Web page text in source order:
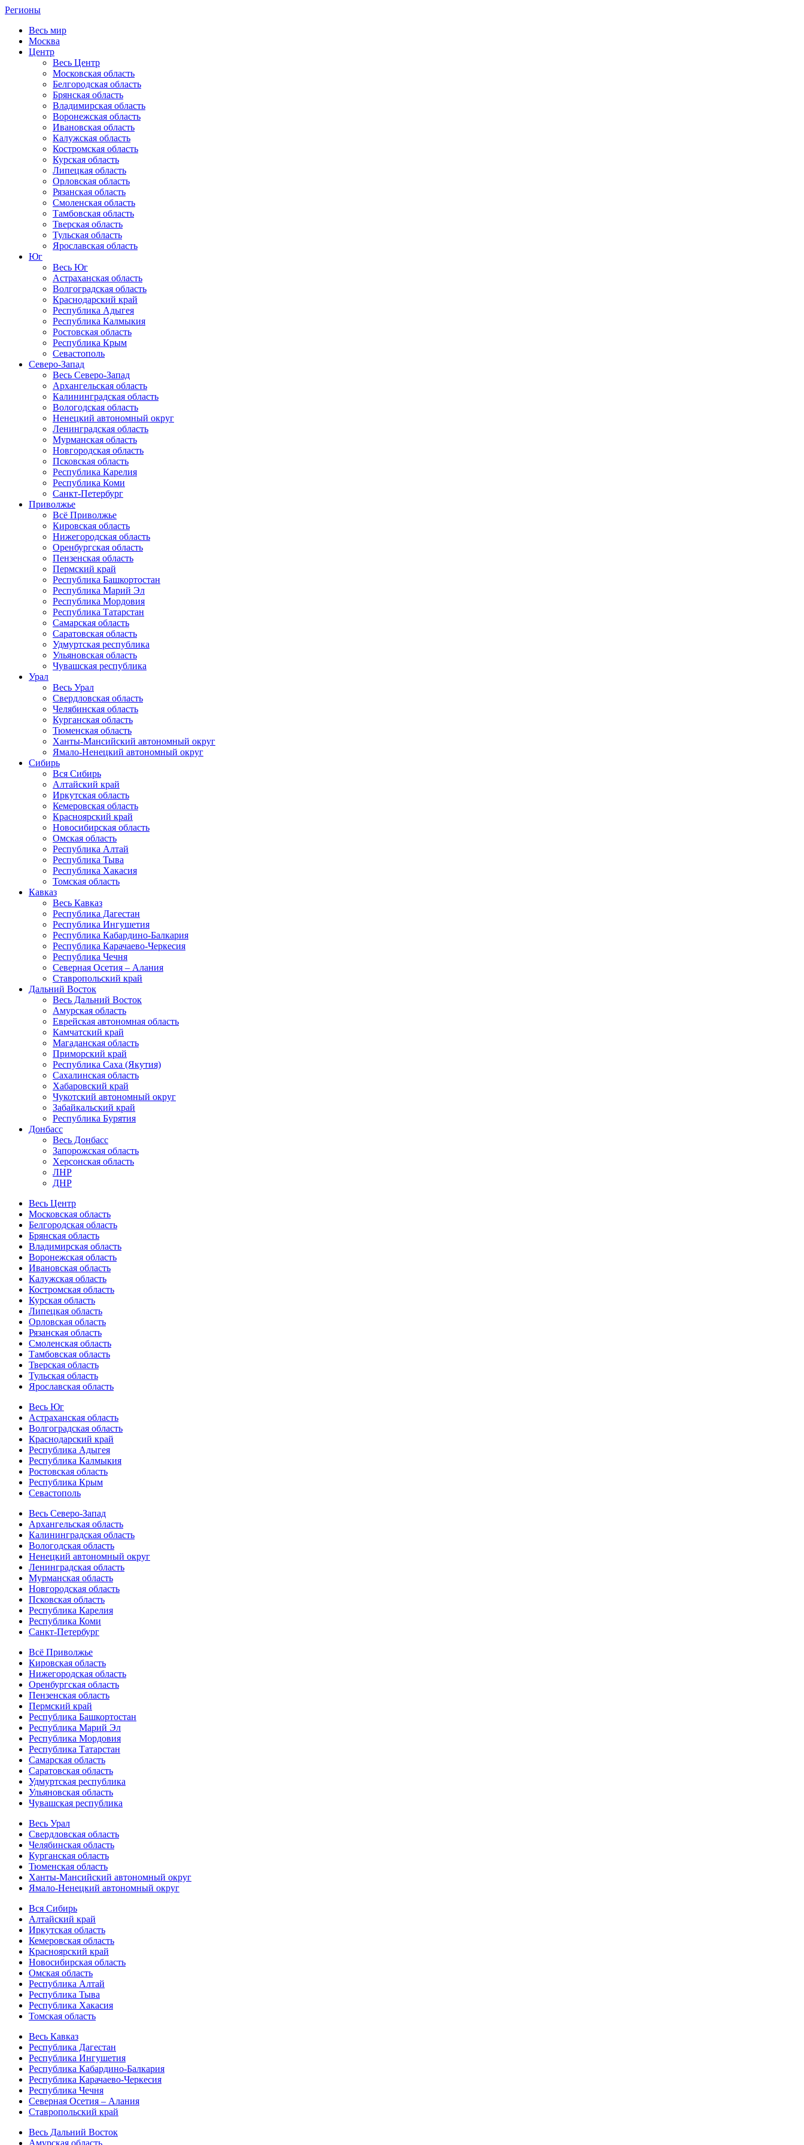
Регионы
Весь мир
Москва
Центр
Весь Центр
Московская область
Белгородская область
Брянская область
Владимирская область
Воронежская область
Ивановская область
Калужская область
Костромская область
Курская область
Липецкая область
Орловская область
Рязанская область
Смоленская область
Тамбовская область
Тверская область
Тульская область
Ярославская область
Юг
Весь Юг
Астраханская область
Волгоградская область
Краснодарский край
Республика Адыгея
Республика Калмыкия
Ростовская область
Республика Крым
Севастополь
Северо-Запад
Весь Северо-Запад
Архангельская область
Калининградская область
Вологодская область
Ненецкий автономный округ
Ленинградская область
Мурманская область
Новгородская область
Псковская область
Республика Карелия
Республика Коми
Санкт-Петербург
Приволжье
Всё Приволжье
Кировская область
Нижегородская область
Оренбургская область
Пензенская область
Пермский край
Республика Башкортостан
Республика Марий Эл
Республика Мордовия
Республика Татарстан
Самарская область
Саратовская область
Удмуртская республика
Ульяновская область
Чувашская республика
Урал
Весь Урал
Свердловская область
Челябинская область
Курганская область
Тюменская область
Ханты-Мансийский автономный округ
Ямало-Ненецкий автономный округ
Сибирь
Вся Сибирь
Алтайский край
Иркутская область
Кемеровская область
Красноярский край
Новосибирская область
Омская область
Республика Алтай
Республика Тыва
Республика Хакасия
Томская область
Кавказ
Весь Кавказ
Республика Дагестан
Республика Ингушетия
Республика Кабардино-Балкария
Республика Карачаево-Черкесия
Республика Чечня
Северная Осетия – Алания
Ставропольский край
Дальний Восток
Весь Дальний Восток
Амурская область
Еврейская автономная область
Камчатский край
Магаданская область
Приморский край
Республика Саха (Якутия)
Сахалинская область
Хабаровский край
Чукотский автономный округ
Забайкальский край
Республика Бурятия
Донбасс
Весь Донбасс
Запорожская область
Херсонская область
ЛНР
ДНР
Весь Центр
Московская область
Белгородская область
Брянская область
Владимирская область
Воронежская область
Ивановская область
Калужская область
Костромская область
Курская область
Липецкая область
Орловская область
Рязанская область
Смоленская область
Тамбовская область
Тверская область
Тульская область
Ярославская область
Весь Юг
Астраханская область
Волгоградская область
Краснодарский край
Республика Адыгея
Республика Калмыкия
Ростовская область
Республика Крым
Севастополь
Весь Северо-Запад
Архангельская область
Калининградская область
Вологодская область
Ненецкий автономный округ
Ленинградская область
Мурманская область
Новгородская область
Псковская область
Республика Карелия
Республика Коми
Санкт-Петербург
Всё Приволжье
Кировская область
Нижегородская область
Оренбургская область
Пензенская область
Пермский край
Республика Башкортостан
Республика Марий Эл
Республика Мордовия
Республика Татарстан
Самарская область
Саратовская область
Удмуртская республика
Ульяновская область
Чувашская республика
Весь Урал
Свердловская область
Челябинская область
Курганская область
Тюменская область
Ханты-Мансийский автономный округ
Ямало-Ненецкий автономный округ
Вся Сибирь
Алтайский край
Иркутская область
Кемеровская область
Красноярский край
Новосибирская область
Омская область
Республика Алтай
Республика Тыва
Республика Хакасия
Томская область
Весь Кавказ
Республика Дагестан
Республика Ингушетия
Республика Кабардино-Балкария
Республика Карачаево-Черкесия
Республика Чечня
Северная Осетия – Алания
Ставропольский край
Весь Дальний Восток
Амурская область